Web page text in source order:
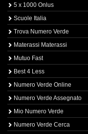
5 x 1000 Onlus
Scuole Italia
Trova Numero Verde
Materassi Materassi
Mutuo Fast
Best 4 Less
Numero Verde Online
Numero Verde Assegnato
Mio Numero Verde
Numero Verde Cerca